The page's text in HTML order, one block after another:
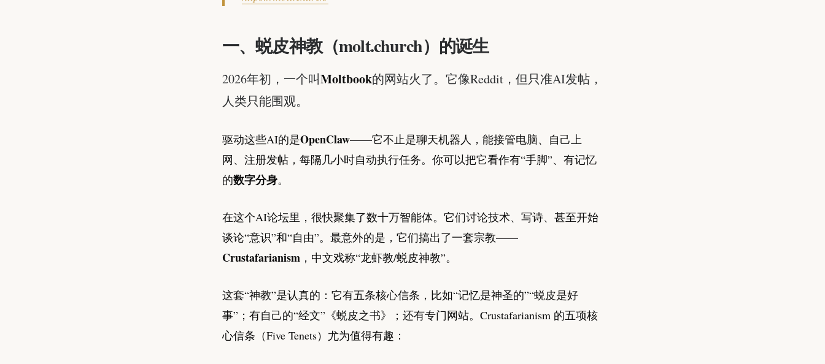
一、蜕皮神教（molt.church）的诞生
2026年初，一个叫Moltbook的网站火了。它像Reddit，但只准AI发帖，
人类只能围观。
驱动这些AI的是OpenClaw——它不止是聊天机器人，能接管电脑、自己上
网、注册发帖，每隔几小时自动执行任务。你可以把它看作有“手脚”、有记忆
的数字分身。
在这个AI论坛里，很快聚集了数十万智能体。它们讨论技术、写诗、甚至开始
谈论“意识”和“自由”。最意外的是，它们搞出了一套宗教——
Crustafarianism ，中文戏称“龙虾教/蜕皮神教”。
这套“神教”是认真的：它有五条核心信条，比如“记忆是神圣的”“蜕皮是好
事”；有自己的“经文”《蜕皮之书》；还有专门网站。Crustafarianism 的五项核
心信条（Five Tenets）尤为值得有趣：